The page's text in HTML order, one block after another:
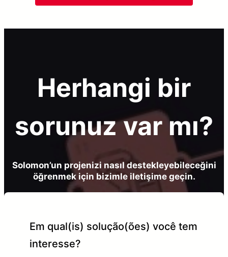
Herhangi bir
sorunuz var mı?
Solomon’un projenizi nasıl destekleyebileceğini
öğrenmek için bizimle iletişime geçin.
Em qual(is) solução(ões) você tem
interesse?